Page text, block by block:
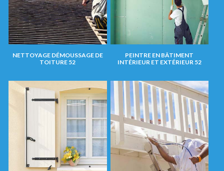
NETTOYAGE DÉMOUSSAGE DE
TOITURE 52
PEINTRE EN BÂTIMENT
INTÉRIEUR ET EXTÉRIEUR 52